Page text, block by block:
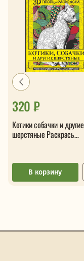
320 ₽
Котики собачки и другие
шерстяные Раскрась
В корзину